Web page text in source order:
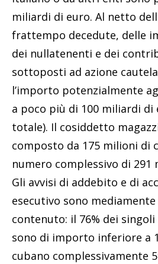
miliardi di euro. Al netto
frattempo decedute, delle
dei nullatenenti e dei
sottoposti ad azione
l’importo potenzialmente
a poco più di 100 miliardi di
totale). Il cosiddetto
composto da 175 milioni di
numero complessivo di
Gli avvisi di addebito e di
esecutivo sono
contenuto: il 76% dei
sono di importo inferiore a
cubano complessivamente